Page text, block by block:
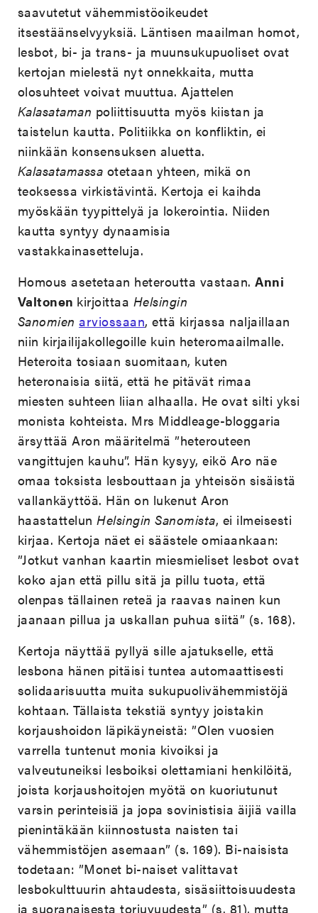
saavutetut vähemmistöoikeudet
itsestäänselvyyksiä. Läntisen maailman homot,
lesbot, bi- ja trans- ja muunsukupuoliset ovat
kertojan mielestä nyt onnekkaita, mutta
olosuhteet voivat muuttua. Ajattelen
Kalasataman poliittisuutta myös kiistan ja
taistelun kautta. Politiikka on konfliktin, ei
niinkään konsensuksen aluetta.
Kalasatamassa otetaan yhteen, mikä on
teoksessa virkistävintä. Kertoja ei kaihda
myöskään tyypittelyä ja lokerointia. Niiden
kautta syntyy dynaamisia
vastakkainasetteluja.
Homous asetetaan heteroutta vastaan.Anni
Valtonen kirjoittaa Helsingin
Sanomienarviossaan, että kirjassa naljaillaan
niin kirjailijakollegoille kuin heteromaailmalle.
Heteroita tosiaan suomitaan, kuten
heteronaisia siitä, että he pitävät rimaa
miesten suhteen liian alhaalla. He ovat silti yksi
monista kohteista. Mrs Middleage-bloggaria
ärsyttää Aron määritelmä ”heterouteen
vangittujen kauhu”. Hän kysyy, eikö Aro näe
omaa toksista lesbouttaan ja yhteisön sisäistä
vallankäyttöä. Hän on lukenut Aron
haastattelunHelsingin Sanomista, ei ilmeisesti
kirjaa. Kertoja näet ei säästele omiaankaan:
”Jotkut vanhan kaartin miesmieliset lesbot ovat
koko ajan että pillu sitä ja pillu tuota, että
olenpas tällainen reteä ja raavas nainen kun
jaanaan pillua ja uskallan puhua siitä” (s. 168).
Kertoja näyttää pyllyä sille ajatukselle, että
lesbona hänen pitäisi tuntea automaattisesti
solidaarisuutta muita sukupuolivähemmistöjä
kohtaan. Tällaista tekstiä syntyy joistakin
korjaushoidon läpikäyneistä: ”Olen vuosien
varrella tuntenut monia kivoiksi ja
valveutuneiksi lesboiksi olettamiani henkilöitä,
joista korjaushoitojen myötä on kuoriutunut
varsin perinteisiä ja jopa sovinistisia äijiä vailla
pienintäkään kiinnostusta naisten tai
vähemmistöjen asemaan” (s. 169). Bi-naisista
todetaan: ”Monet bi-naiset valittavat
lesbokulttuurin ahtaudesta, sisäsiittoisuudesta
ja suoranaisesta torjuvuudesta” (s. 81), mutta